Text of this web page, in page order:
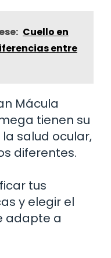
Cuello en
entre
Mácula
tienen su
salud ocular,
diferentes.
tus
y elegir el
adapte a